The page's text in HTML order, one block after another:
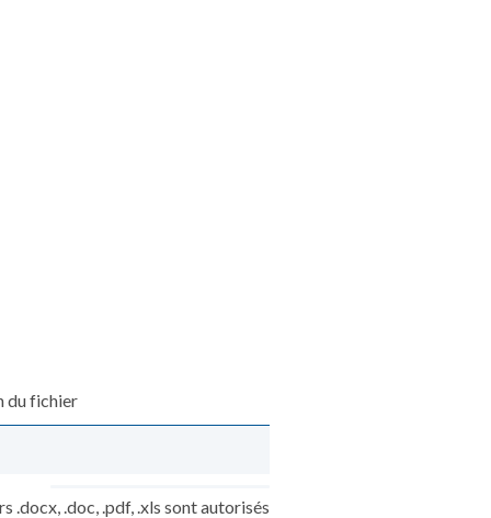
du fichier
.docx, .doc, .pdf, .xls sont autorisés